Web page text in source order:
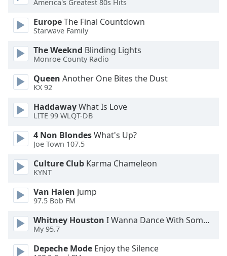
Background
Color
Opacity
Caption
Area
Background
Size
Edge
Style
America's Greatest 80s Hits
EuropeThe Final Countdown
Starwave Family
The Weeknd Blinding Lights
Monroe County Radio
Queen Another One Bites the Dust
KX 92
HaddawayWhat Is Love
LITE 99 WLQT-DB
4 Non BlondesWhat's Up?
Joe Town 107.5
Culture Club Karma Chameleon
KYNT
Van Halen Jump
97.5 Bob FM
Whitney Houston I Wanna Dance With Somebody
My 95.7
Depeche Mode Enjoy the Silence